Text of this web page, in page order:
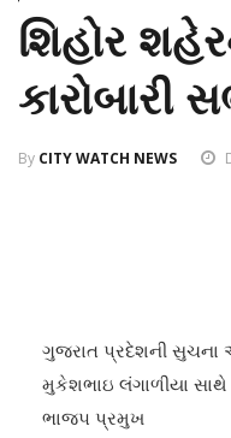
શિહોર
કારોબારી
By CITY WATCH NEWS
ગુજરાત પ્રદેશની
મુકેશભાઇ લંગાળીયા સાથે
ભાજ૫ પ્રમુખ